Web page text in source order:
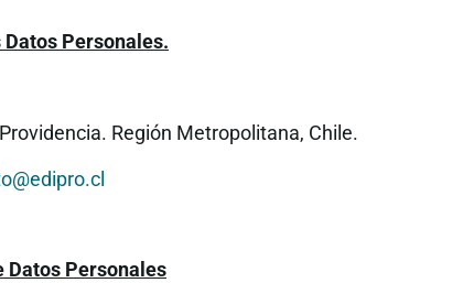
Personales.
Región Metropolitana, Chile.
Datos Personales